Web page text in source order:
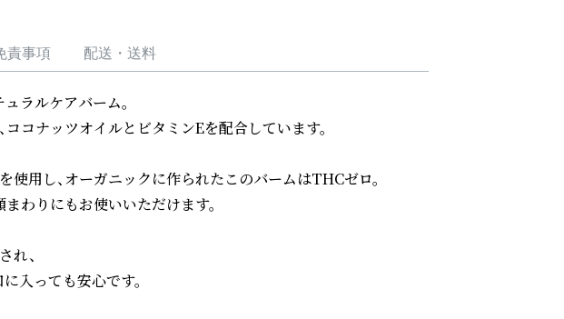
責事項 配送・送料
ラルケアバーム。
コナッツオイルとビタミンEを配合しています。
用し、オーガニックに作られたこのバームはTHCゼロ。
わりにもお使いいただけます。
れ、
入っても安心です。